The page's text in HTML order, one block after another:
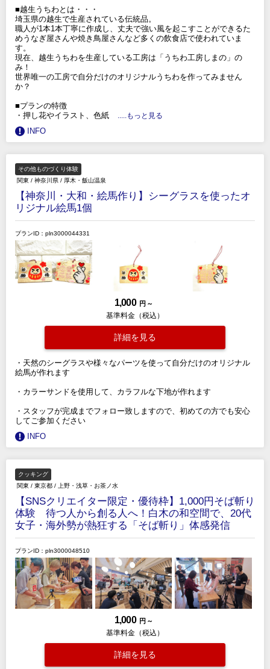
■越生うちわとは・・・
埼玉県の越生で生産されている伝統品。
職人が1本1本丁寧に作成し、丈夫で強い風を起こすことができるた
めうなぎ屋さんや焼き鳥屋さんなど多くの飲食店で使われていま
す。
現在、越生うちわを生産している工房は「うちわ工房しまの」の
み！
世界唯一の工房で自分だけのオリジナルうちわを作ってみません
か？
■プランの特徴
・押し花やイラスト、色紙
.....もっと見る
INFO
その他ものづくり体験
関東 / 神奈川県 / 厚木・飯山温泉
【神奈川・大和・絵馬作り】シーグラスを使ったオ
リジナル絵馬1個
プランID：pln3000044331
1,000 円 ～
基準料金（税込）
詳細を見る
・天然のシーグラスや様々なパーツを使って自分だけのオリジナル
絵馬が作れます
・カラーサンドを使用して、カラフルな下地が作れます
・スタッフが完成までフォロー致しますので、初めての方でも安心
してご参加ください
INFO
クッキング
関東 / 東京都 / 上野・浅草・お茶ノ水
【SNSクリエイター限定・優待枠】1,000円そば斬り
体験 待つ人から創る人へ！白木の和空間で、20代
女子・海外勢が熱狂する「そば斬り」体感発信
プランID：pln3000048510
1,000 円 ～
基準料金（税込）
詳細を見る